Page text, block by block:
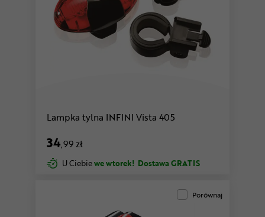
Lampka tylna INFINI Vista 405
34,99 zł
U Ciebiewe wtorek! Dostawa GRATIS
Porównaj